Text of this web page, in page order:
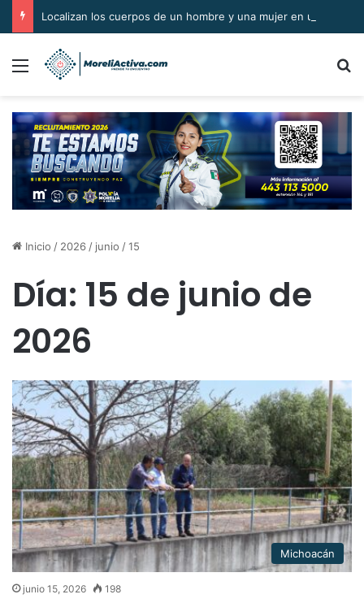
Menú
Inicio / 2026 / junio /15
Día: 15 de junio de
2026
Michoacán
junio 15, 2026 198